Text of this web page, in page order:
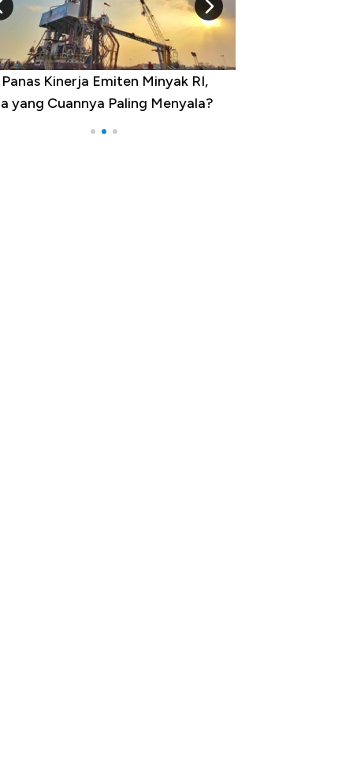
dengan Tingkat
Tertinggi, Ada Jakarta